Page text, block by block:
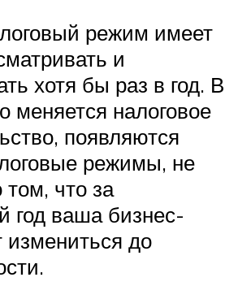
режим имеет
и
хотя бы раз в год. В
меняется налоговое
появляются
режимы, не
том, что за
год ваша бизнес-
измениться до